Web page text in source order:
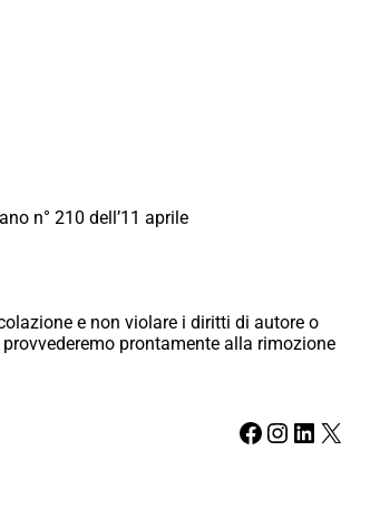
n° 210 dell’11 aprile
e non violare i diritti di autore o
prontamente alla rimozione
Facebook Instagram LinkedIn X